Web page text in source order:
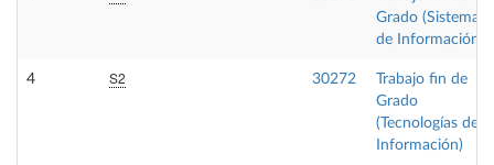
Grado (Sistemas
de Información)
4 S2 30272
Trabajo fin de
Grado
(Tecnologías de la
Información)